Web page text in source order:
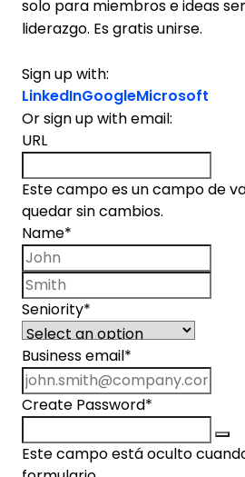
solo para miembros e ideas
liderazgo. Es gratis unirse.
Sign up with:
LinkedInGoogleMicrosoft
Or sign up with email:
URL
Este campo es un campo de
quedar sin cambios.
Name*
Seniority*
Business email *
Create Password*
Este campo está oculto